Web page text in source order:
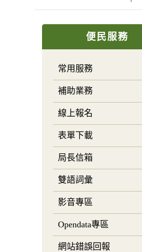
:::
便民服務
常用服務
補助業務
線上報名
表單下載
局長信箱
雙語詞彙
影音專區
Opendata專區
網站錯誤回報